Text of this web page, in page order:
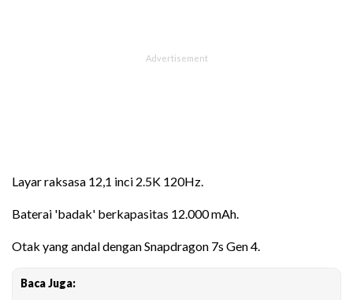
Layar raksasa 12,1 inci 2.5K 120Hz.
Baterai 'badak' berkapasitas 12.000 mAh.
Otak yang andal dengan Snapdragon 7s Gen 4.
Baca Juga: